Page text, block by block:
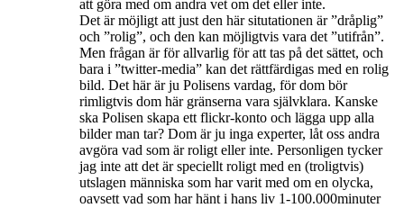
att göra med om andra vet om det eller inte.
Det är möjligt att just den här situtationen är ”dråplig”
och ”rolig”, och den kan möjligtvis vara det ”utifrån”.
Men frågan är för allvarlig för att tas på det sättet, och
bara i ”twitter-media” kan det rättfärdigas med en rolig
bild. Det här är ju Polisens vardag, för dom bör
rimligtvis dom här gränserna vara självklara. Kanske
ska Polisen skapa ett flickr-konto och lägga upp alla
bilder man tar? Dom är ju inga experter, låt oss andra
avgöra vad som är roligt eller inte. Personligen tycker
jag inte att det är speciellt roligt med en (troligtvis)
utslagen människa som har varit med om en olycka,
oavsett vad som har hänt i hans liv 1-100.000minuter